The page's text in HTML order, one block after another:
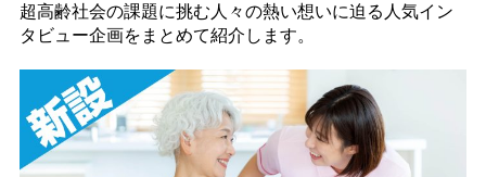
超高齢社会の課題に挑む人々の熱い想いに迫る人気イン
タビュー企画をまとめて紹介します。